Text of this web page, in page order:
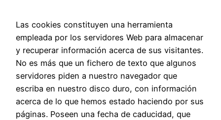
Las cookies constituyen una herramienta
empleada por los servidores Web para almacenar
y recuperar información acerca de sus visitantes.
No es más que un fichero de texto que algunos
servidores piden a nuestro navegador que
escriba en nuestro disco duro, con información
acerca de lo que hemos estado haciendo por sus
páginas. Poseen una fecha de caducidad, que